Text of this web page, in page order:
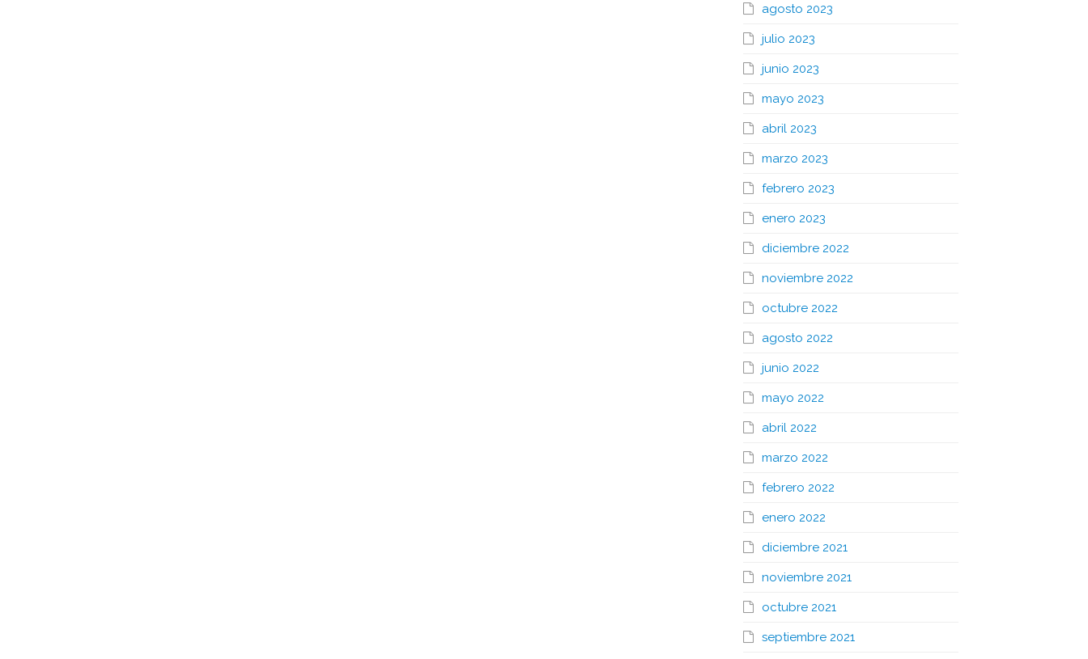
agosto 2023
julio 2023
junio 2023
mayo 2023
abril 2023
marzo 2023
febrero 2023
enero 2023
diciembre 2022
noviembre 2022
octubre 2022
agosto 2022
junio 2022
mayo 2022
abril 2022
marzo 2022
febrero 2022
enero 2022
diciembre 2021
noviembre 2021
octubre 2021
septiembre 2021